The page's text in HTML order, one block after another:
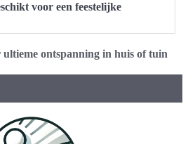
voor een feestelijke
ontspanning in huis of tuin